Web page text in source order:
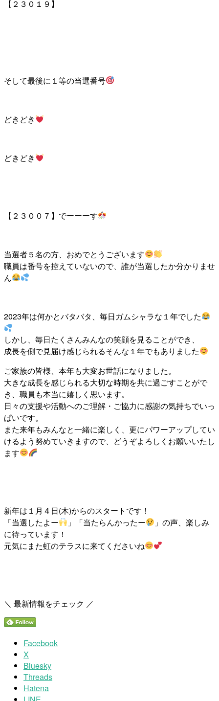
【２３０１９】
そして最後に１等の当選番号
どきどき
どきどき
【２３００７】でーーーす
当選者５名の方、おめでとうございます
職員は番号を控えていないので、誰が当選したか分かりませ
ん
2023年は何かとバタバタ、毎日ガムシャラな１年でした
しかし、毎日たくさんみんなの笑顔を見ることができ、
成長を側で見届け感じられるそんな１年でもありました
ご家族の皆様、本年も大変お世話になりました。
大きな成長を感じられる大切な時期を共に過ごすことがで
き、職員も本当に嬉しく思います。
日々の支援や活動へのご理解・ご協力に感謝の気持ちでいっ
ぱいです。
また来年もみんなと一緒に楽しく、更にパワーアップしてい
けるよう努めていきますので、どうぞよろしくお願いいたし
ます
新年は１月４日(木)からのスタートです！
「当選したよー
」「当たらんかったー
」の声、楽しみ
に待っています！
元気にまた虹のテラスに来てくださいね
＼ 最新情報をチェック ／
Facebook
X
Bluesky
Threads
Hatena